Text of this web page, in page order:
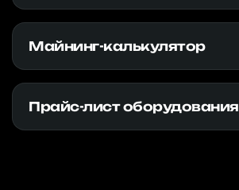
Майнинг-калькулятор
Прайс-лист оборудования